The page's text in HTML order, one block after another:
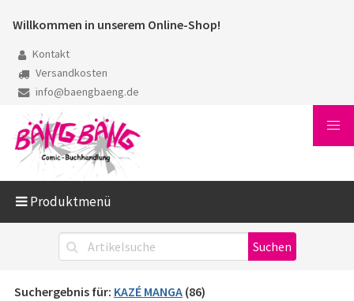
Willkommen in unserem Online-Shop!
Kontakt
Versandkosten
info@baengbaeng.de
Produktmenü
Suchergebnis für: KAZÉ MANGA (86)